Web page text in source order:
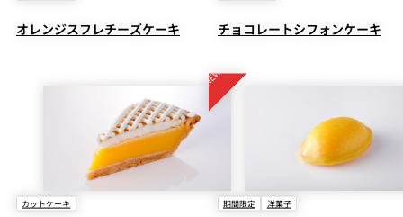
オレンジスフレチーズケーキ チョコレートシフォンケーキ
カットケーキ 期間限定 洋菓子